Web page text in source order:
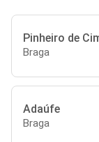
Pinheiro de
Braga
Adaúfe
Braga